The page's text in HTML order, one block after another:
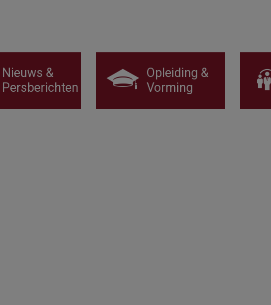
Nieuws &
Persberichten
Opleiding &
Vorming